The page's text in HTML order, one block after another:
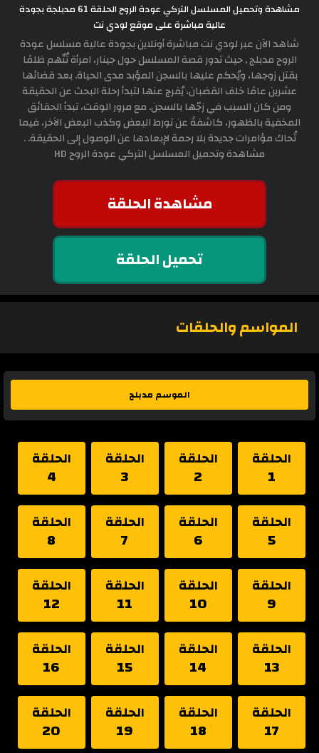
مشاهدة وتحميل المسلسل التركي عودة الروح الحلقة 61 مدبلجة بجودة
عالية مباشرة على موقع لودي نت
شاهد الآن عبر لودي نت مباشرة أونلاين بجودة عالية مسلسل عودة
الروح مدبلج , حيث تدور قصة المسلسل حول جينار، امرأة تُتّهم ظلمًا
بقتل زوجها، ويُحكم عليها بالسجن المؤبد مدى الحياة. بعد قضائها
عشرين عامًا خلف القضبان، يُفرج عنها لتبدأ رحلة البحث عن الحقيقة
ومن كان السبب في زجّها بالسجن. مع مرور الوقت، تبدأ الحقائق
المخفية بالظهور، كاشفةً عن تورط البعض وكذب البعض الآخر، فيما
تُحاك مؤامرات جديدة بلا رحمة لإبعادها عن الوصول إلى الحقيقة. .
مشاهدة وتحميل المسلسل التركي عودة الروح HD
مشاهدة الحلقة
تحميل الحلقة
المواسم والحلقات
الموسم مدبلج
الحلقة
1
الحلقة
2
الحلقة
3
الحلقة
4
الحلقة
5
الحلقة
6
الحلقة
7
الحلقة
8
الحلقة
9
الحلقة
10
الحلقة
11
الحلقة
12
الحلقة
13
الحلقة
14
الحلقة
15
الحلقة
16
الحلقة
17
الحلقة
18
الحلقة
19
الحلقة
20